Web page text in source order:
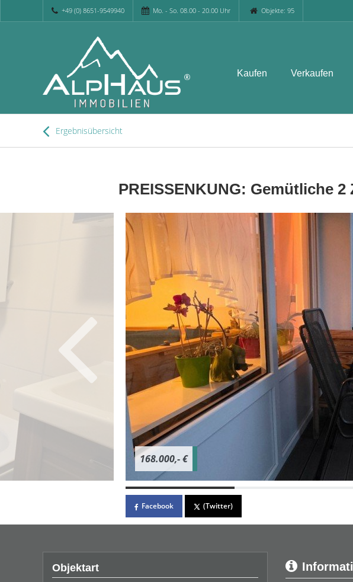
+49 (0) 8651-9549940 Mo. - So. 08.00 - 20.00 Uhr Objekte: 95
Kaufen Verkaufen
Ergebnisübersicht
PREISSENKUNG: Gemütliche
168.000,- €
Facebook (Twitter)
Objektart